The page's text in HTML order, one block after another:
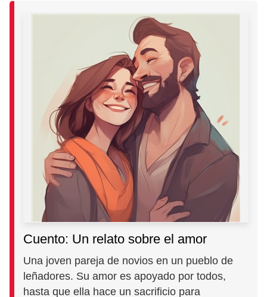
Cuento: Un relato sobre el amor
Una joven pareja de novios en un pueblo de
leñadores. Su amor es apoyado por todos,
hasta que ella hace un sacrificio para